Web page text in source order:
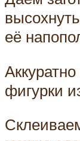
её
фигурки